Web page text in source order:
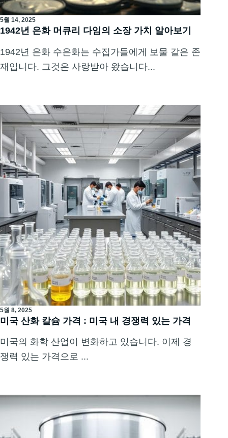
5월 14, 2025
1942년 은화 머큐리 다임의 소장 가치 알아보기
1942년 은화 수은화는 수집가들에게 보물 같은 존
재입니다. 그것은 사랑받아 왔습니다...
5월 8, 2025
미국 산화 칼슘 가격 : 미국 내 경쟁력 있는 가격
미국의 화학 산업이 변화하고 있습니다. 이제 경
쟁력 있는 가격으로 ...